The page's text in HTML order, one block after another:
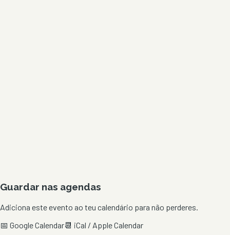
Guardar nas agendas
Adiciona este evento ao teu calendário para não perderes.
📅 Google Calendar📆 iCal / Apple Calendar